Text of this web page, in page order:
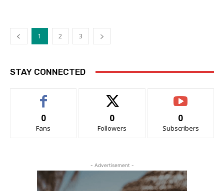
1 2 3
STAY CONNECTED
0
Fans
0
Followers
0
Subscribers
- Advertisement -